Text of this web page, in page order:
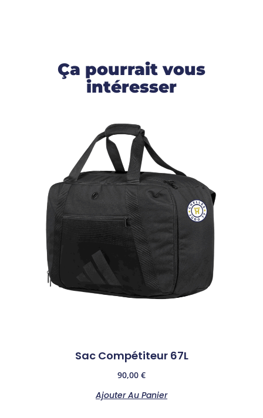
Ça pourrait vous
intéresser
Sac Compétiteur 67L
90,00 €
Ajouter Au Panier